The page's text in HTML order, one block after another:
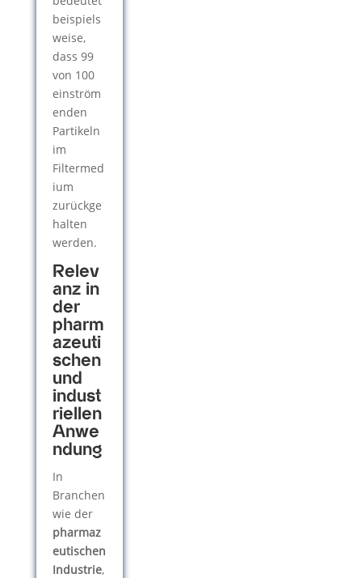
beispiels
weise,
dass 99
von 100
einström
enden
Partikeln
im
Filtermed
ium
zurückge
halten
werden.
Relev
anz in
der
pharm
azeuti
schen
und
indust
riellen
Anwe
ndung
In
Branchen
wie der
pharmaz
eutischen
Industrie,